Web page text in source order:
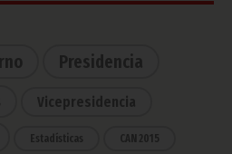
Presidencia
Vicepresidencia
Estadísticas CAN 2015